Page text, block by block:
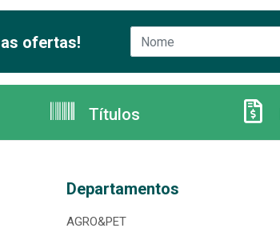
ofertas!
Títulos
Departamentos
AGRO&PET